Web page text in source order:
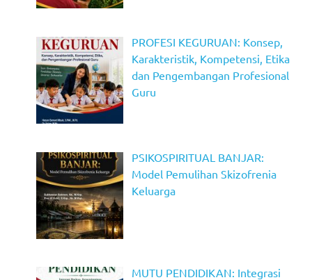
PROFESI KEGURUAN: Konsep,
Karakteristik, Kompetensi, Etika
dan Pengembangan Profesional
Guru
PSIKOSPIRITUAL BANJAR:
Model Pemulihan Skizofrenia
Keluarga
MUTU PENDIDIKAN: Integrasi